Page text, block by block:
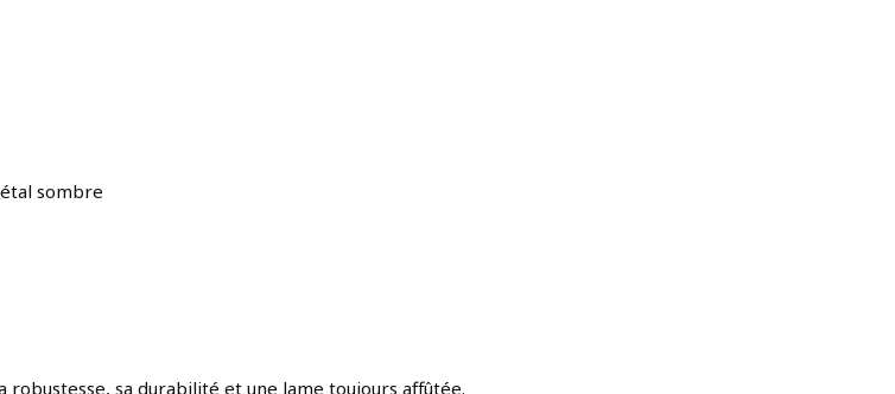
sombre
sa durabilité et une lame toujours affûtée.